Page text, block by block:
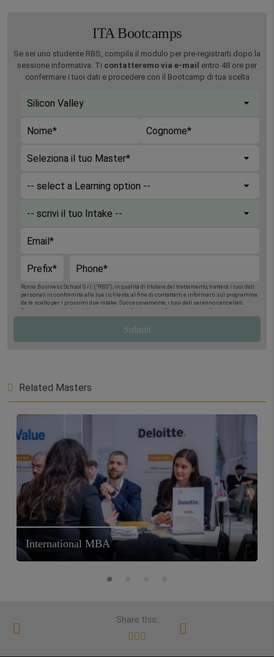
ITA Bootcamps
Se sei uno studente RBS, compila il modulo per pre-registrarti dopo la
sessione informativa. Ti contatteremo via e-mail entro 48 ore per
confermare i tuoi dati e procedere con il Bootcamp di tua scelta
Rome Business School S.r.l. ("RBS"), in qualità di titolare del trattamento, tratterà i tuoi dati
personali in conformità alla tua richiesta, al fine di contattarti e informarti sul programma
da te scelto per i prossimi due intake. Successivamente, i tuoi dati saranno cancellati.
Potrai esercitare i diritti di accesso, cancellazione, rettifica, opposizione, limitazione e
gdpr@romebusinessschool.com
diritto di presentare reclamo in qualsiasi momento all’Autorità Garante per la Protezione
dei Dati Personali. Per maggiori informazioni, consulta la nostraInformativa sulla Privacy.
Related Masters
International MBA
Share this: